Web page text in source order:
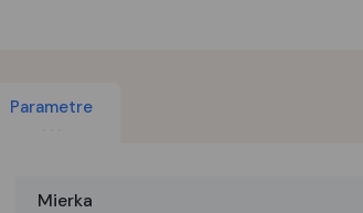
Parametre
Mierka